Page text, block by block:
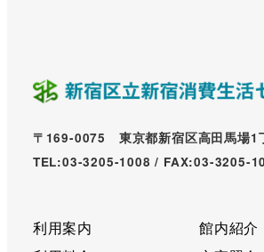
〒169-0075 東京都新宿区高田馬場1
TEL:03-3205-1008 / FAX:03-3205-
利用案内
館内紹介